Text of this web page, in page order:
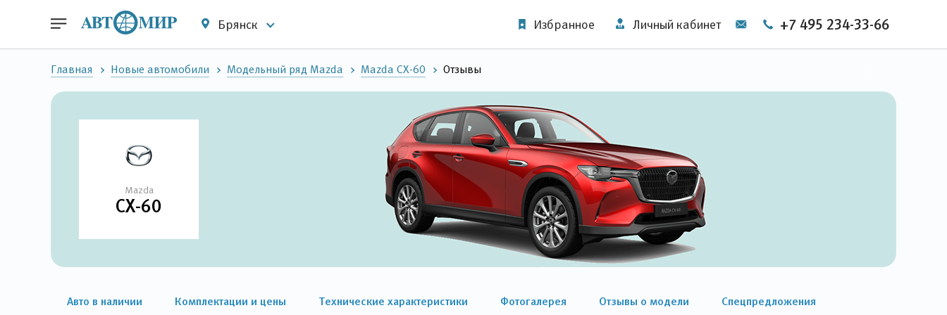
Брянск Избранное Личный кабинет +7 495 234-33-66
Главная Новые автомобили Модельный ряд Mazda Mazda CX-60 Отзывы
Mazda
CX-60
Авто в наличии Комплектации и цены Технические характеристики Фотогалерея Отзывы о модели Спецпредложения